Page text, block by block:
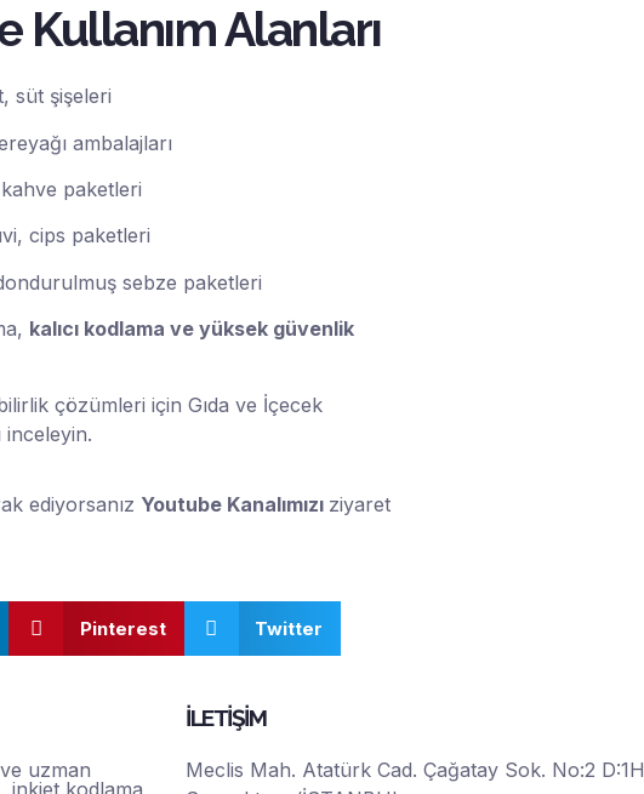
Kullanım Alanları
süt şişeleri
ambalajları
paketleri
cips paketleri
sebze paketleri
kalıcı kodlama ve yüksek güvenlik
çözümleri için Gıda ve İçecek
inceleyin.
ediyorsanız Youtube Kanalımızı ziyaret
Pinterest Twitter
uzman
İLETİŞİM
Meclis Mah. Atatürk Cad. Çağatay Sok. No:2 D:1H